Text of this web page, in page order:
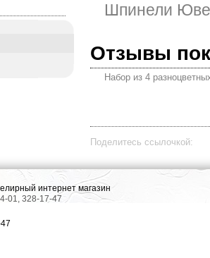
Шпинели
Отзывы
Набор из 4
Поделитесь ссылочкой:
интернет магазин
01, 328-17-47